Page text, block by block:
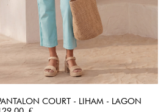
COURT - LIHAM - LAGON